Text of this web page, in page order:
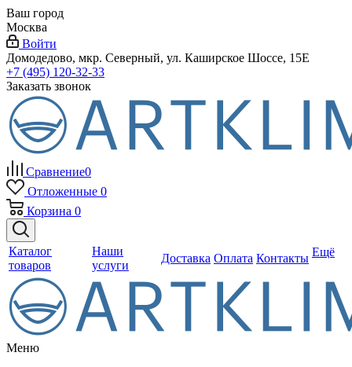
Ваш город
Москва
Войти
Домодедово, мкр. Северный, ул. Каширское Шоссе, 15Е
+7 (495) 120-32-33
Заказать звонок
Сравнение0
Отложенные 0
Корзина 0
Каталог
товаров
Наши
услуги
Доставка Оплата Контакты Ещё
Меню